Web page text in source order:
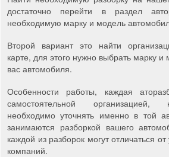
достаточно перейти в раздел
необходимую марку и модель
Второй вариант это найти
карте, для этого нужно выбрать марку
вас автомобиля.
Особенности работы, каждая
самостоятельной организацией,
необходимо уточнять именно в той
занимаются разборкой вашего
каждой из разборок могут отличаться
компаний.